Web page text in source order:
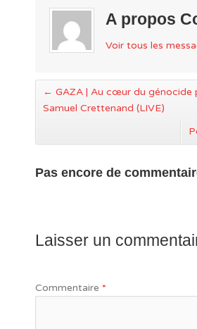
A propos
Voir tous les
← GAZA | Au cœur du génocide
Samuel Crettenand (LIVE)
Pas encore de
Laisser un
Commentaire *